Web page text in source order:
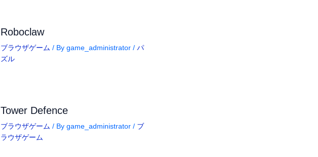
Roboclaw
ブラウザゲーム / By game_administrator / パ
ズル
Tower Defence
ブラウザゲーム / By game_administrator / ブ
ラウザゲーム